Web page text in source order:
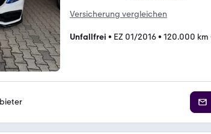
Versicherung vergleichen
Unfallfrei • EZ 01/2016• 120.000 km